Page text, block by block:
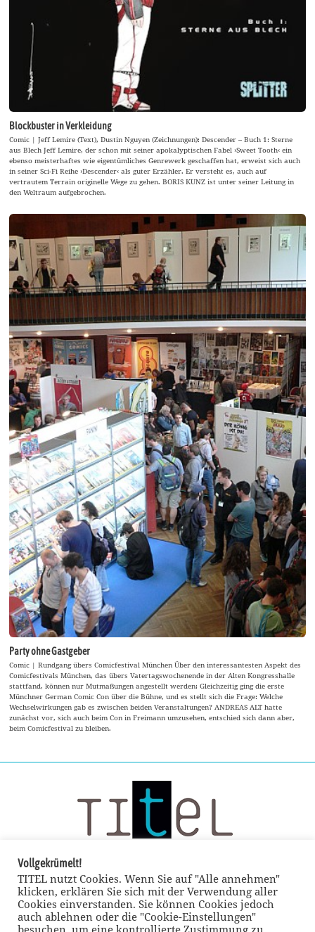
Blockbuster in Verkleidung
Comic | Jeff Lemire (Text), Dustin Nguyen (Zeichnungen): Descender – Buch 1: Sterne
aus Blech Jeff Lemire, der schon mit seiner apokalyptischen Fabel ›Sweet Tooth‹ ein
ebenso meisterhaftes wie eigentümliches Genrewerk geschaffen hat, erweist sich auch
in seiner Sci-Fi Reihe ›Descender‹ als guter Erzähler. Er versteht es, auch auf
vertrautem Terrain originelle Wege zu gehen. BORIS KUNZ ist unter seiner Leitung in
den Weltraum aufgebrochen.
Party ohne Gastgeber
Comic | Rundgang übers Comicfestival München Über den interessantesten Aspekt des
Comicfestivals München, das übers Vatertagswochenende in der Alten Kongresshalle
stattfand, können nur Mutmaßungen angestellt werden: Gleichzeitig ging die erste
Münchner German Comic Con über die Bühne, und es stellt sich die Frage: Welche
Wechselwirkungen gab es zwischen beiden Veranstaltungen? ANDREAS ALT hatte
zunächst vor, sich auch beim Con in Freimann umzusehen, entschied sich dann aber,
beim Comicfestival zu bleiben.
Vollgekrümelt!
TITEL nutzt Cookies. Wenn Sie auf "Alle annehmen"
klicken, erklären Sie sich mit der Verwendung aller
Cookies einverstanden. Sie können Cookies jedoch
auch ablehnen oder die "Cookie-Einstellungen"
besuchen, um eine kontrollierte Zustimmung zu